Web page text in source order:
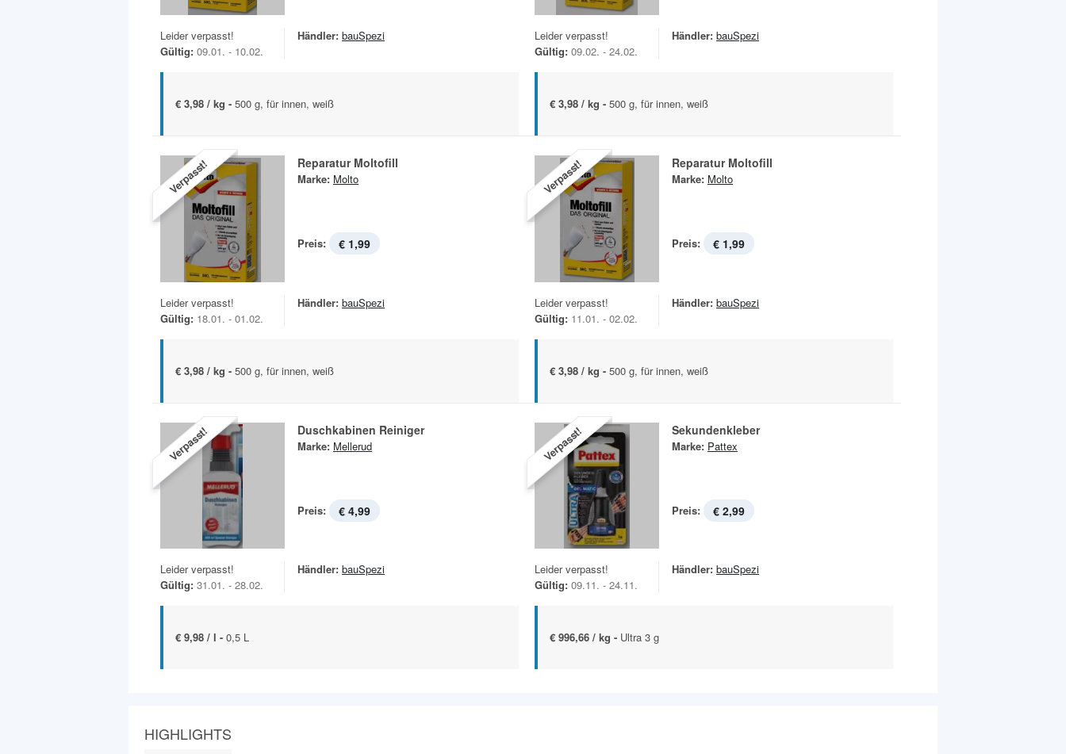
Leider verpasst!
Gültig: 09.01. - 10.02.
Händler: bauSpezi
€ 3,98 / kg - 500 g, für innen, weiß
Leider verpasst!
Gültig: 09.02. - 24.02.
Händler: bauSpezi
€ 3,98 / kg - 500 g, für innen, weiß
Verpasst! Reparatur Moltofill
Marke: Molto
Preis: € 1,99
Leider verpasst!
Gültig: 18.01. - 01.02.
Händler: bauSpezi
€ 3,98 / kg - 500 g, für innen, weiß
Verpasst! Reparatur Moltofill
Marke: Molto
Preis: € 1,99
Leider verpasst!
Gültig: 11.01. - 02.02.
Händler: bauSpezi
€ 3,98 / kg - 500 g, für innen, weiß
Verpasst! Duschkabinen Reiniger
Marke: Mellerud
Preis: € 4,99
Leider verpasst!
Gültig: 31.01. - 28.02.
Händler: bauSpezi
€ 9,98 / l - 0,5 L
Verpasst! Sekundenkleber
Marke: Pattex
Preis: € 2,99
Leider verpasst!
Gültig: 09.11. - 24.11.
Händler: bauSpezi
€ 996,66 / kg - Ultra 3 g
HIGHLIGHTS